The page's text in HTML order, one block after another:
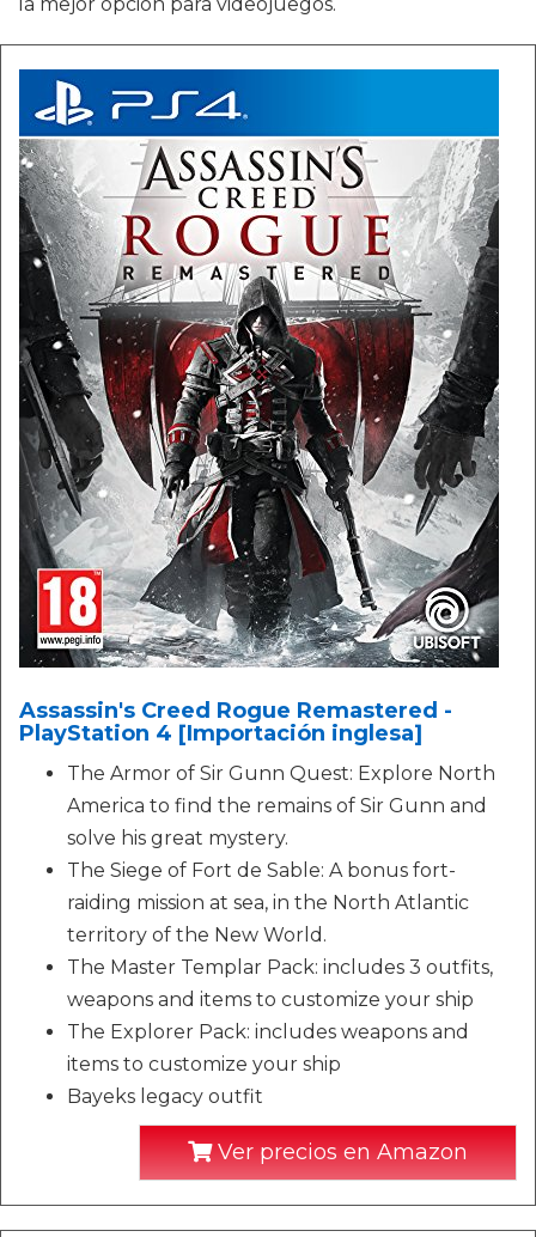
Assassin's Creed Rogue Remastered -
PlayStation 4 [Importación inglesa]
The Armor of Sir Gunn Quest: Explore North
America to find the remains of Sir Gunn and
solve his great mystery.
The Siege of Fort de Sable: A bonus fort-
raiding mission at sea, in the North Atlantic
territory of the New World.
The Master Templar Pack: includes 3 outfits,
weapons and items to customize your ship
The Explorer Pack: includes weapons and
items to customize your ship
Bayeks legacy outfit
Ver precios en Amazon